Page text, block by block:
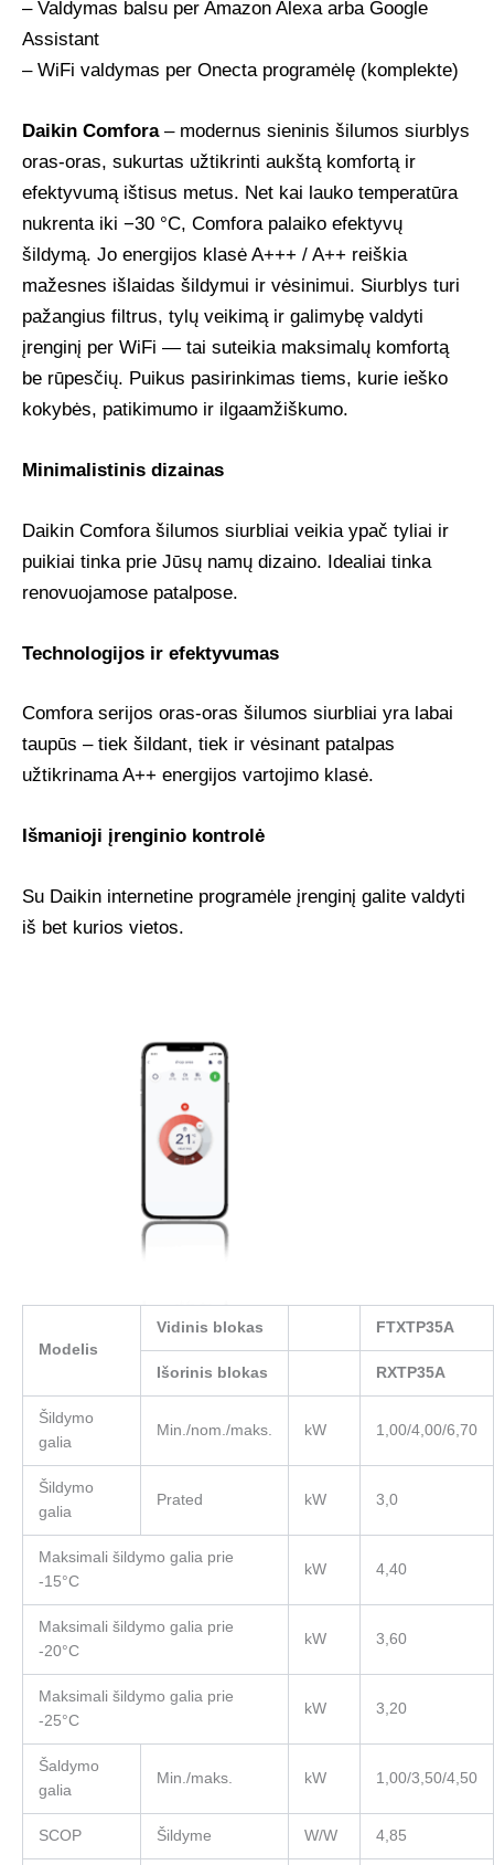
– Valdymas balsu per Amazon Alexa arba Google
Assistant
– WiFi valdymas per Onecta programėlę (komplekte)
Daikin Comfora– modernus sieninis šilumos siurblys
oras-oras, sukurtas užtikrinti aukštą komfortą ir
efektyvumą ištisus metus. Net kai lauko temperatūra
nukrenta iki −30 °C, Comfora palaiko efektyvų
šildymą. Jo energijos klasė A+++ / A++ reiškia
mažesnes išlaidas šildymui ir vėsinimui. Siurblys turi
pažangius filtrus, tylų veikimą ir galimybę valdyti
įrenginį per WiFi — tai suteikia maksimalų komfortą
be rūpesčių. Puikus pasirinkimas tiems, kurie ieško
kokybės, patikimumo ir ilgaamžiškumo.
Minimalistinis dizainas
Daikin Comfora šilumos siurbliai veikia ypač tyliai ir
puikiai tinka prie Jūsų namų dizaino. Idealiai tinka
renovuojamose patalpose.
Technologijos ir efektyvumas
Comfora serijos oras-oras šilumos siurbliai yra labai
taupūs – tiek šildant, tiek ir vėsinant patalpas
užtikrinama A++ energijos vartojimo klasė.
Išmanioji įrenginio kontrolė
Su Daikin internetine programėle įrenginį galite valdyti
iš bet kurios vietos.
Modelis
Vidinis blokas FTXTP35A
Išorinis blokas RXTP35A
Šildymo
galia
Min./nom./maks. kW 1,00/4,00/6,70
Šildymo
galia
Prated kW 3,0
Maksimali šildymo galia prie
-15°C
kW 4,40
Maksimali šildymo galia prie
-20°C
kW 3,60
Maksimali šildymo galia prie
-25°C
kW 3,20
Šaldymo
galia
Min./maks. kW 1,00/3,50/4,50
SCOP Šildyme W/W 4,85